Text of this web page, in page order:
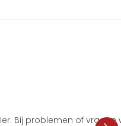
Bij problemen of